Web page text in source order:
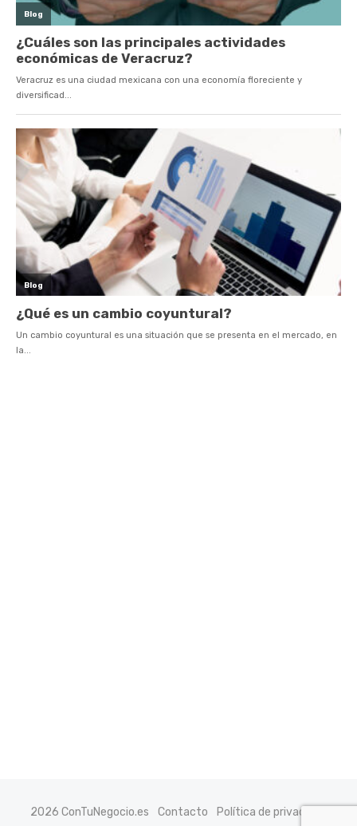
2026 ConTuNegocio.es Contacto
Política de privacidad